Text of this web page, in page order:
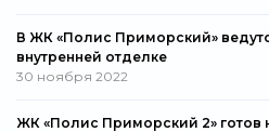
В ЖК «Полис Приморский»
внутренней отделке
30 ноября 2022
ЖК «Полис Приморский 2» готов